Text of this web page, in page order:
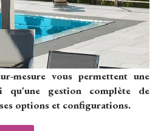
mesure vous permettent une
qu'une gestion complète de
options et configurations.